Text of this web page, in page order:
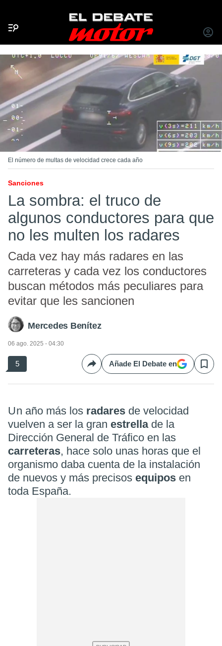
INICIAR
El número de multas de velocidad crece cada año
Sanciones
La sombra: el truco de
algunos conductores para que
no les multen los radares
Cada vez hay más radares en las
carreteras y cada vez los conductores
buscan métodos más peculiares para
evitar que les sancionen
Mercedes Benítez
06 ago. 2025 - 04:30
5 CompartirAñade El Debate en Save
Un año más los radares de velocidad
vuelven a ser la gran estrella de la
Dirección General de Tráfico en las
carreteras, hace solo unas horas que el
organismo daba cuenta de la instalación
de nuevos y más precisos equipos en
toda España.